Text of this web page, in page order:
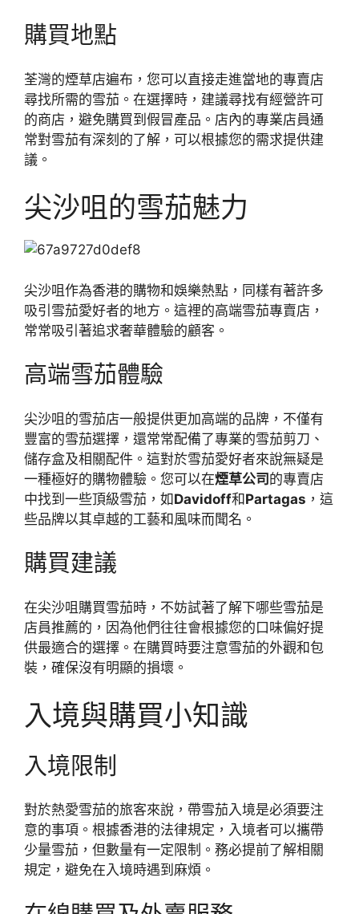
購買地點
荃灣的煙草店遍布，您可以直接走進當地的專賣店
尋找所需的雪茄。在選擇時，建議尋找有經營許可
的商店，避免購買到假冒產品。店內的專業店員通
常對雪茄有深刻的了解，可以根據您的需求提供建
議。
尖沙咀的雪茄魅力
尖沙咀作為香港的購物和娛樂熱點，同樣有著許多
吸引雪茄愛好者的地方。這裡的高端雪茄專賣店，
常常吸引著追求奢華體驗的顧客。
高端雪茄體驗
尖沙咀的雪茄店一般提供更加高端的品牌，不僅有
豐富的雪茄選擇，還常常配備了專業的雪茄剪刀、
儲存盒及相關配件。這對於雪茄愛好者來說無疑是
一種極好的購物體驗。您可以在煙草公司 的專賣店
中找到一些頂級雪茄，如Davidoff和Partagas ，這
些品牌以其卓越的工藝和風味而聞名。
購買建議
在尖沙咀購買雪茄時，不妨試著了解下哪些雪茄是
店員推薦的，因為他們往往會根據您的口味偏好提
供最適合的選擇。在購買時要注意雪茄的外觀和包
裝，確保沒有明顯的損壞。
入境與購買小知識
入境限制
對於熱愛雪茄的旅客來說，帶雪茄入境是必須要注
意的事項。根據香港的法律規定，入境者可以攜帶
少量雪茄，但數量有一定限制。務必提前了解相關
規定，避免在入境時遇到麻煩。